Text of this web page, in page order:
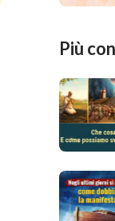
Più